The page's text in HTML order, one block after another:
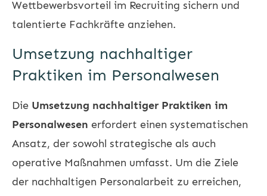
Wettbewerbsvorteil im Recruiting sichern und
talentierte Fachkräfte anziehen.
Umsetzung nachhaltiger
Praktiken im Personalwesen
Die Umsetzung nachhaltiger Praktiken im
Personalwesen erfordert einen systematischen
Ansatz, der sowohl strategische als auch
operative Maßnahmen umfasst. Um die Ziele
der nachhaltigen Personalarbeit zu erreichen,